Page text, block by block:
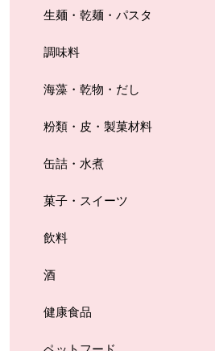
生麺・乾麺・パスタ
調味料
海藻・乾物・だし
粉類・皮・製菓材料
缶詰・水煮
菓子・スイーツ
飲料
酒
健康食品